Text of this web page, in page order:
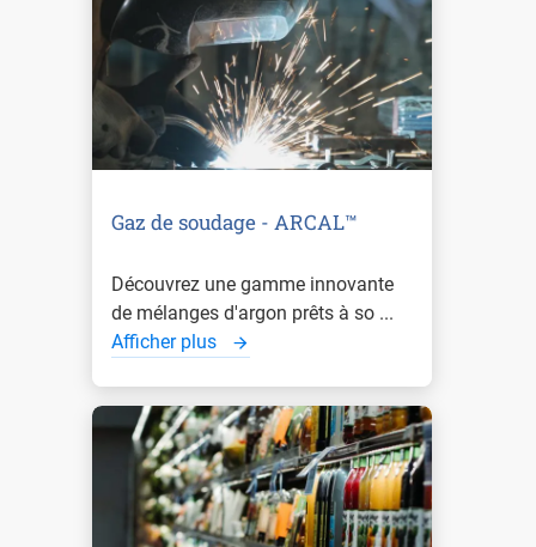
Gaz de soudage - ARCAL™
Découvrez une gamme innovante
de mélanges d'argon prêts à so ...
Afficher plus